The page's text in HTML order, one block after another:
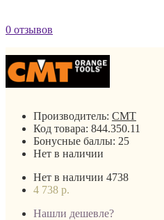
0 отзывов
Производитель: CMT
Код товара: 844.350.11
Бонусные баллы: 25
Нет в наличии
Нет в наличии 4738
4 738 р.
Нашли дешевле?